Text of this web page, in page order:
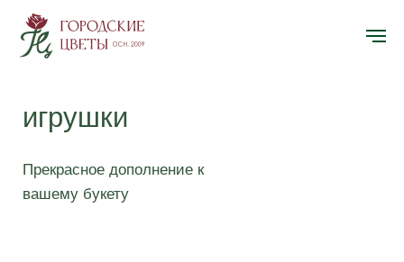
Прекрасное дополнение к